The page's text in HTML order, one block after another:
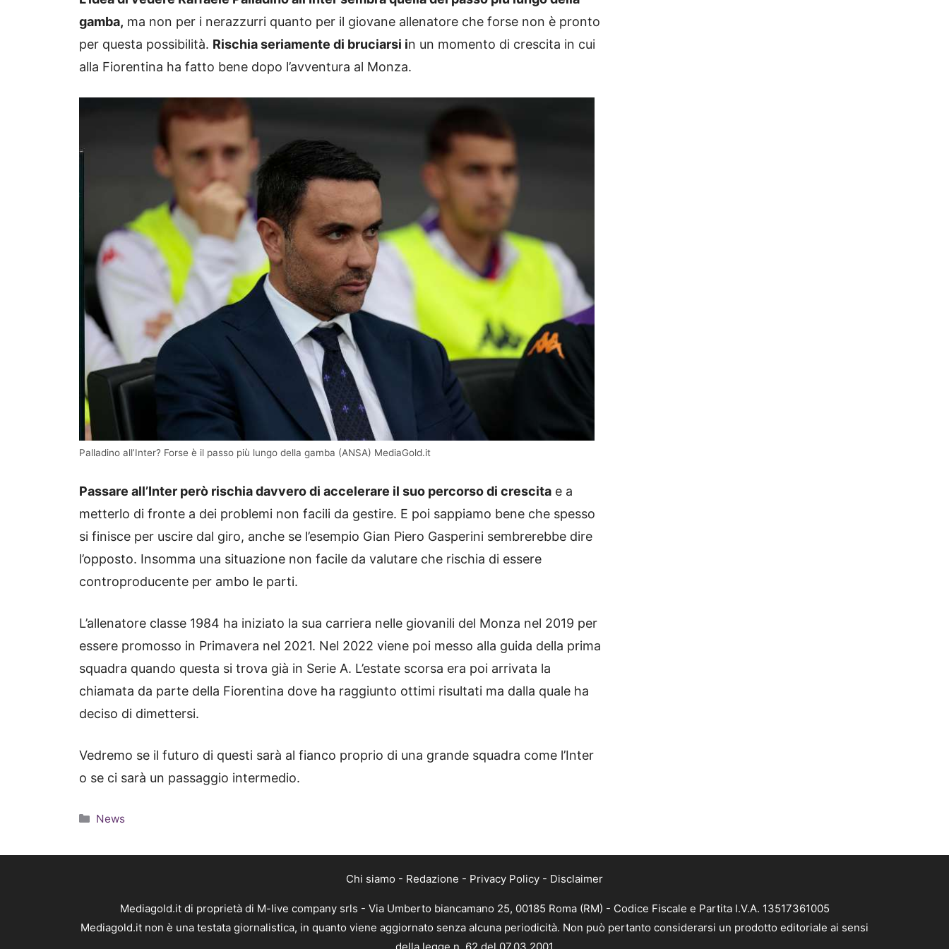
gamba,
ma non per i nerazzurri quanto per il giovane allenatore che forse non è pronto
per questa possibilità. Rischia seriamente di bruciarsi i n un momento di crescita in cui
alla Fiorentina ha fatto bene dopo l’avventura al Monza.
Palladino all’Inter? Forse è il passo più lungo della gamba (ANSA) MediaGold.it
Passare all’Inter però rischia davvero di accelerare il suo percorso di crescita
metterlo di fronte a dei problemi non facili da gestire. E poi sappiamo bene che spesso
si finisce per uscire dal giro, anche se l’esempio Gian Piero Gasperini sembrerebbe dire
l’opposto. Insomma una situazione non facile da valutare che rischia di essere
controproducente per ambo le parti.
L’allenatore classe 1984 ha iniziato la sua carriera nelle giovanili del Monza nel 2019 per
essere promosso in Primavera nel 2021. Nel 2022 viene poi messo alla guida della prima
squadra quando questa si trova già in Serie A. L’estate scorsa era poi arrivata la
chiamata da parte della Fiorentina dove ha raggiunto ottimi risultati ma dalla quale ha
deciso di dimettersi.
Vedremo se il futuro di questi sarà al fianco proprio di una grande squadra come l’Inter
o se ci sarà un passaggio intermedio.
Categorie
News
Chi siamo Redazione Privacy Policy Disclaimer
Mediagold.it di proprietà di M-live company srls - Via Umberto biancamano 25, 00185 Roma (RM) - Codice Fiscale e Partita I.V.A. 13517361005
Mediagold.it non è una testata giornalistica, in quanto viene aggiornato senza alcuna periodicità. Non può pertanto considerarsi un prodotto editoriale ai sensi
della legge n. 62 del 07.03.2001